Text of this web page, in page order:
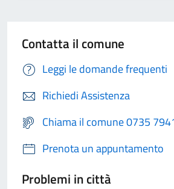
Contatta il comune
Leggi le domande frequenti
Richiedi Assistenza
Chiama il comune 0735
Prenota un appuntamento
Problemi in città